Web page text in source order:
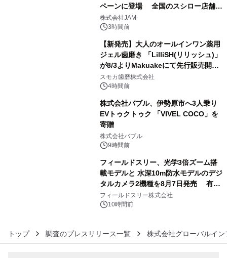
ペーンに登場 全国のスシロー店舗で
GR 4車種の FUNBOO(ミニカー)付き
メニューが展開されます
株式会社JAM
3時間前
【新発売】大人のオールインワン薬用
ジェル歯磨き 「LilliSH(リリッシュ)」
が8/3よりMakuakeにて先行販売開
始！
スモカ歯磨株式会社
4時間前
株式会社バブル、伊勢原市へ3人乗り
EVトゥクトゥク 「VIVEL COCO」を
寄贈
株式会社バブル
9時間前
フィールドスリー、光学3倍ズーム搭
載モデルと 水深10m防水モデルのデジ
タルカメラ2機種を8月7日発売 有効
約1300万画素、用途別に選べるコンデ
ジ新登場
フィールドスリー株式会社
10時間前
トップ 調査のプレスリリース一覧 株式会社グローバルイ